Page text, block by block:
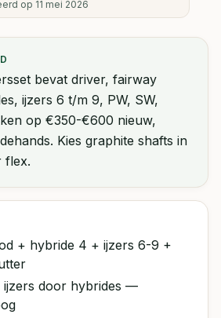
op 11 mei 2026
bevat driver, fairway
ijzers 6 t/m 9, PW, SW,
op €350-€600 nieuw,
Kies graphite shafts in
flex.
+ hybride 4 + ijzers 6-9 +
ijzers door hybrides —